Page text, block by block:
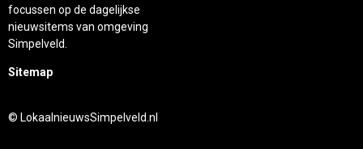
focussen op de dagelijkse
nieuwsitems van omgeving
Simpelveld.
Sitemap
© LokaalnieuwsSimpelveld.nl